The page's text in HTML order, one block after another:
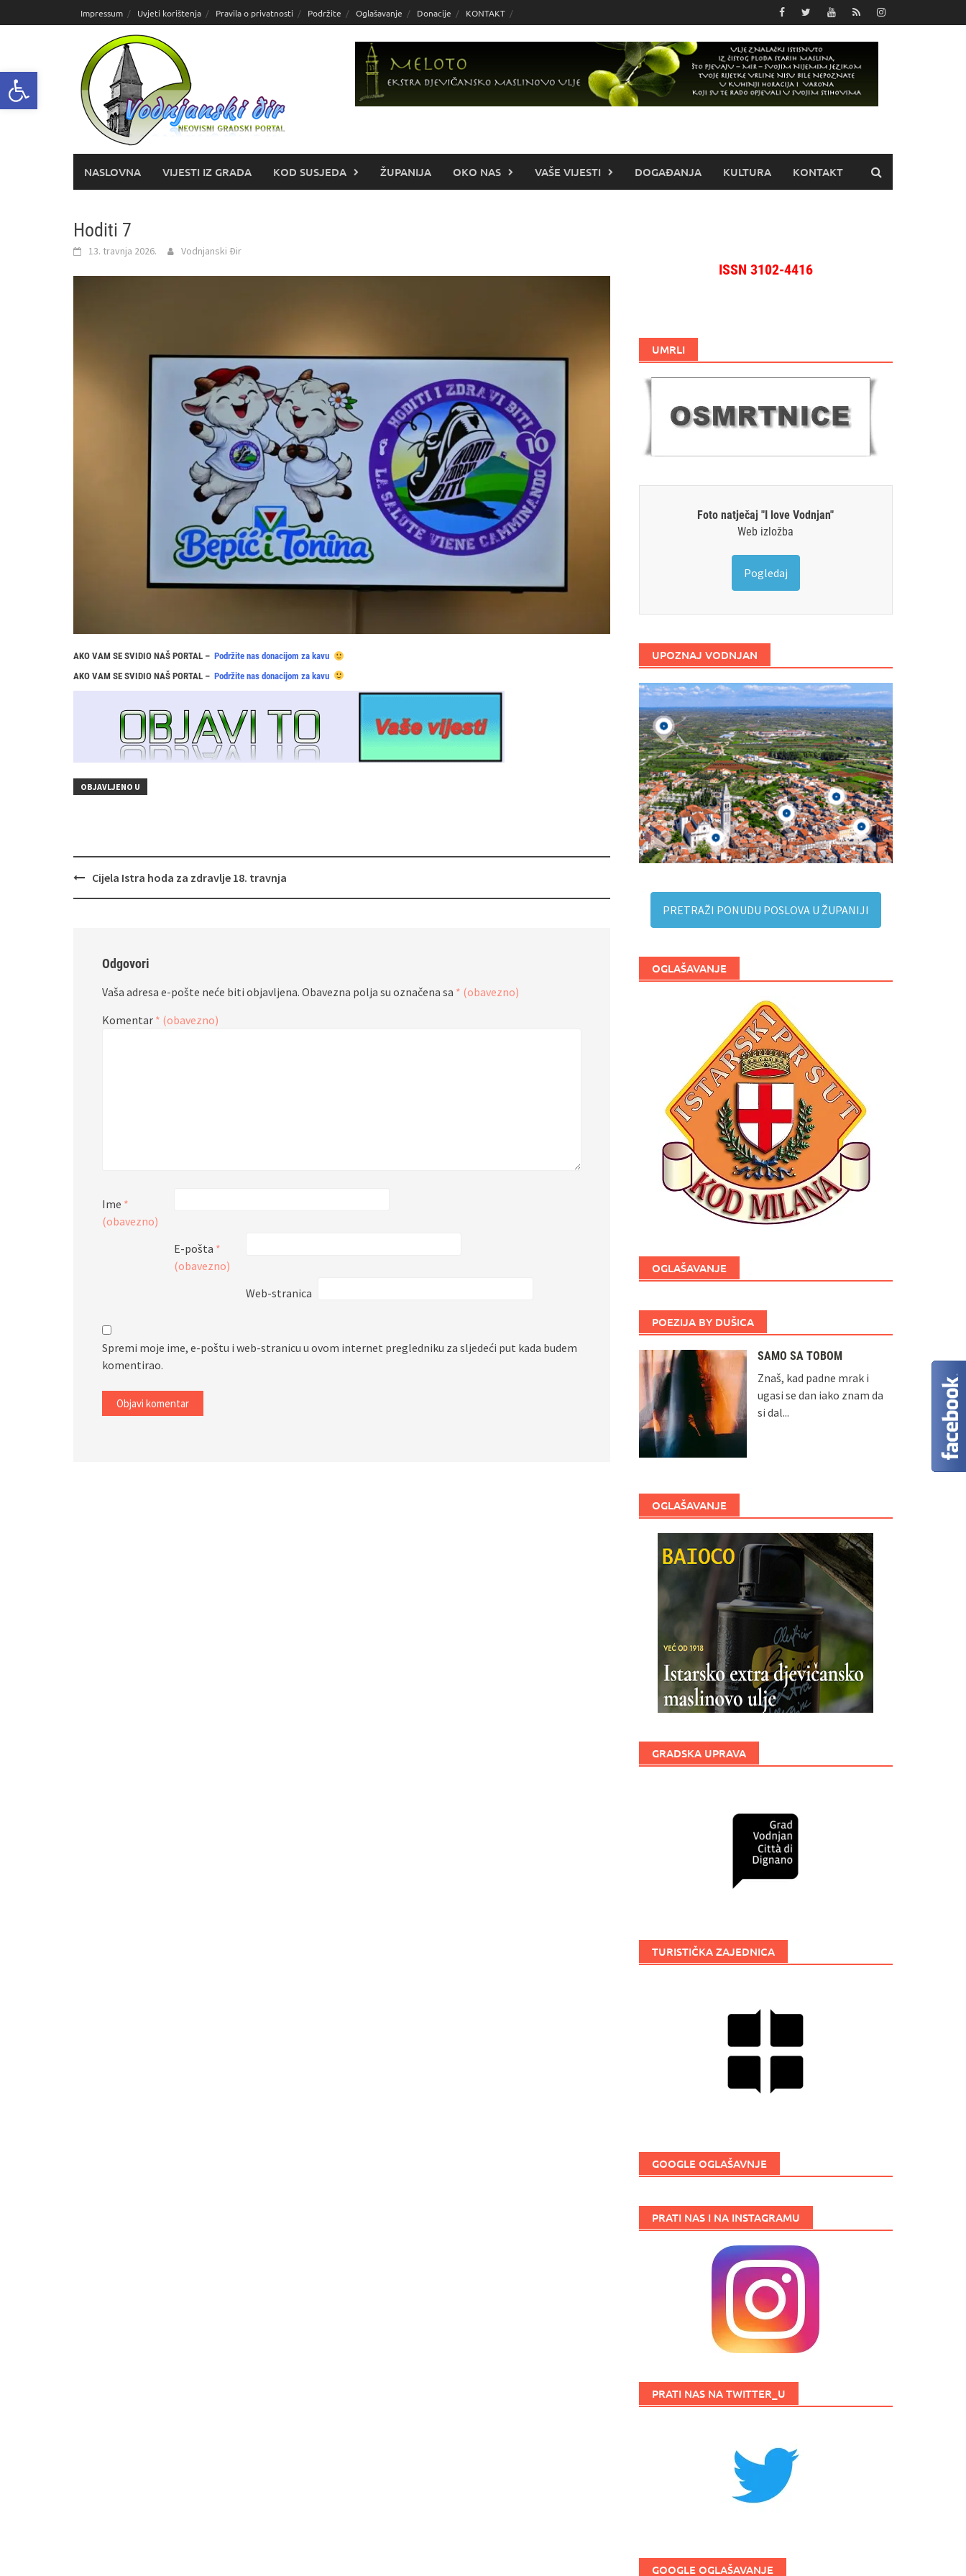
Open toolbar
do
Impressum Uvjeti korištenja Pravila o privatnosti Podržite Oglašavanje Donacije KONTAKT
NASLOVNA VIJESTI IZ GRADA KOD SUSJEDA ŽUPANIJA OKO NAS VAŠE VIJESTI DOGAĐANJA KULTURA KONTAKT
Hoditi 7
13. travnja 2026. Vodnjanski Đir
AKO VAM SE SVIDIO NAŠ PORTAL – Podržite nas donacijom za kavu
AKO VAM SE SVIDIO NAŠ PORTAL – Podržite nas donacijom za kavu
OBJAVLJENO U
Navigacija
Cijela Istra hoda za zdravlje 18. travnja
Odgovori
Vaša adresa e-pošte neće biti objavljena. Obavezna polja su označena sa * (obavezno)
Komentar * (obavezno)
Ime *
(obavezno)
E-pošta *
(obavezno)
Web-stranica
Spremi moje ime, e-poštu i web-stranicu u ovom internet pregledniku za sljedeći put kada budem
komentirao.
ISSN 3102-4416
UMRLI
Foto natječaj "I love Vodnjan"
Web izložba
Pogledaj
UPOZNAJ VODNJAN
PRETRAŽI PONUDU POSLOVA U ŽUPANIJI
OGLAŠAVANJE
OGLAŠAVANJE
POEZIJA BY DUŠICA
SAMO SA TOBOM
Znaš, kad padne mrak i
ugasi se dan iako znam da
si dal...
OGLAŠAVANJE
GRADSKA UPRAVA
TURISTIČKA ZAJEDNICA
GOOGLE OGLAŠAVNJE
PRATI NAS I NA INSTAGRAMU
PRATI NAS NA TWITTER_U
GOOGLE OGLAŠAVANJE